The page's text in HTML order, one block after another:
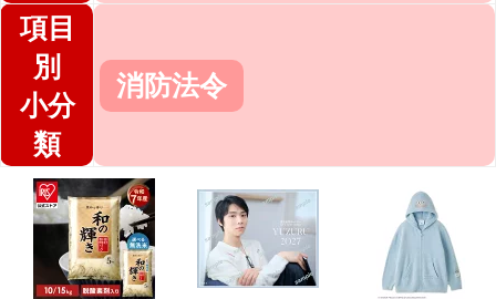
項目
別
小分
類
消防法令